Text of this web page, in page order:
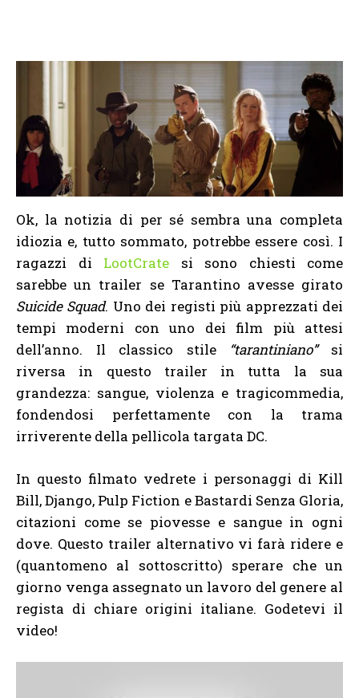
Ok, la notizia di per sé sembra una completa
idiozia e, tutto sommato, potrebbe essere così. I
ragazzi di LootCrate si sono chiesti come
sarebbe un trailer se Tarantino avesse girato
Suicide Squad. Uno dei registi più apprezzati dei
tempi moderni con uno dei film più attesi
dell’anno. Il classico stile
“tarantiniano”si
riversa in questo trailer in tutta la sua
grandezza: sangue, violenza e tragicommedia,
fondendosi perfettamente con la trama
irriverente della pellicola targata DC.
In questo filmato vedrete i personaggi di Kill
Bill, Django, Pulp Fiction e Bastardi Senza Gloria,
citazioni come se piovesse e sangue in ogni
dove. Questo trailer alternativo vi farà ridere e
(quantomeno al sottoscritto) sperare che un
giorno venga assegnato un lavoro del genere al
regista di chiare origini italiane. Godetevi il
video!